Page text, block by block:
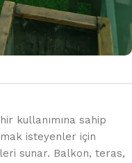
kullanımına sahip
isteyenler için
sunar. Balkon, teras,